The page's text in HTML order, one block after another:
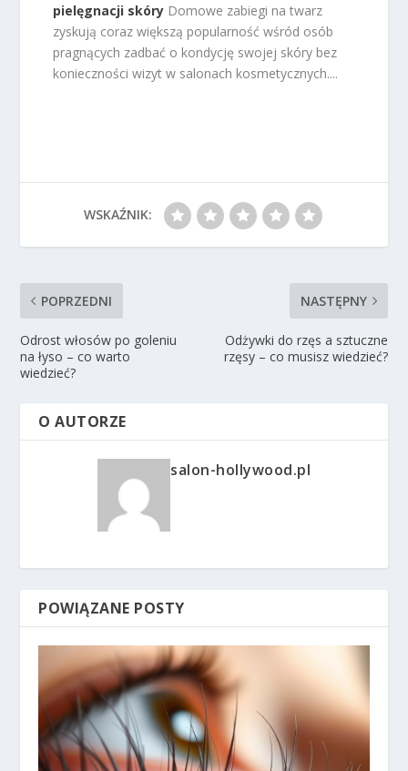
pielęgnacji skóry Domowe zabiegi na twarz
zyskują coraz większą popularność wśród osób
pragnących zadbać o kondycję swojej skóry bez
konieczności wizyt w salonach kosmetycznych....
WSKAŹNIK:
POPRZEDNI
Odrost włosów po goleniu
na łyso – co warto
wiedzieć?
NASTĘPNY
Odżywki do rzęs a sztuczne
rzęsy – co musisz wiedzieć?
O AUTORZE
salon-hollywood.pl
POWIĄZANE POSTY